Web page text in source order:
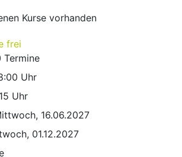
Kurse vorhanden
frei
Termine
Uhr
Uhr
16.06.2027
01.12.2027